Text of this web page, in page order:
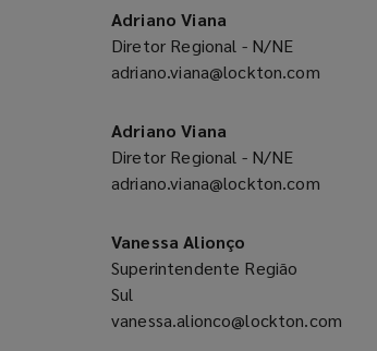
a
new
window)
Adriano Viana
Diretor Regional - N/NE
adriano.viana@lockton.com
a
new
window)
Adriano Viana
Diretor Regional - N/NE
adriano.viana@lockton.com
a
new
window)
Vanessa Alionço
Superintendente Região
Sul
vanessa.alionco@lockton.com